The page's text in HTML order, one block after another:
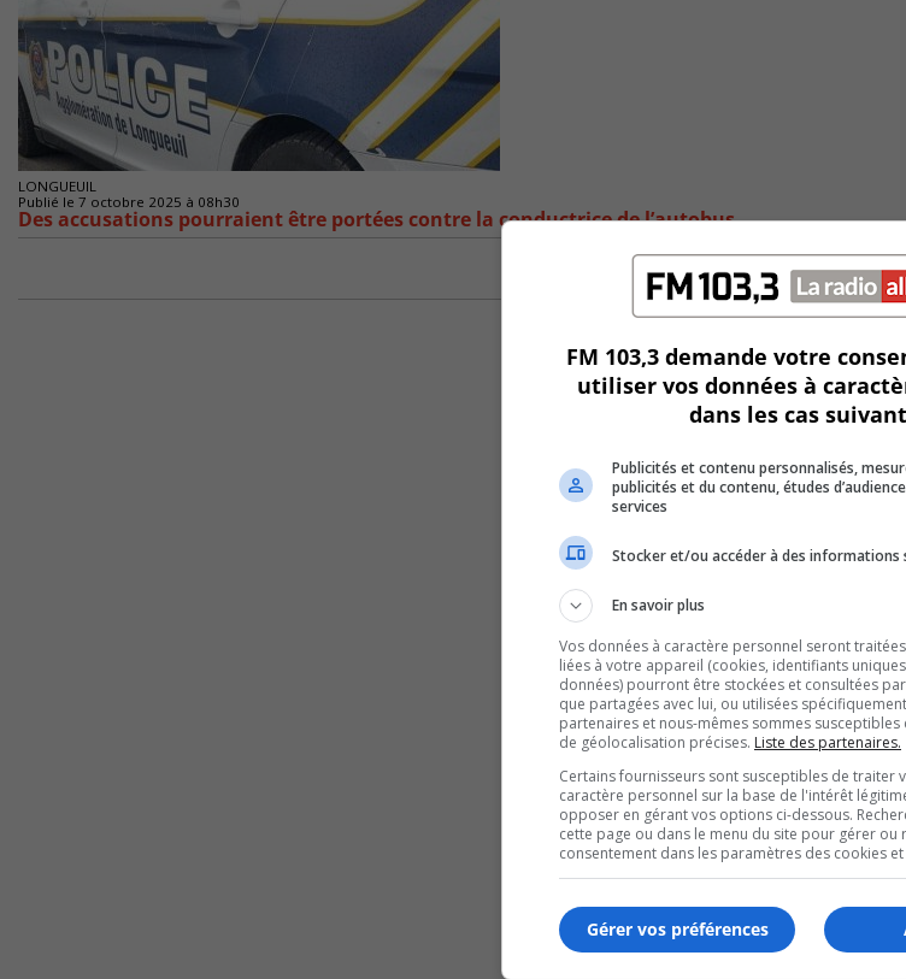
LONGUEUIL
Publié le 7 octobre 2025 à 08h30
Des accusations pourraient être portées contre la conductrice de l’autobus
FM 103,3 demande votre
utiliser vos données à
dans les cas
Publicités et contenu personnalisés,
publicités et du contenu, études
services
Stocker et/ou accéder à des informations
En savoir plus
Vos données à caractère personnel seront
liées à votre appareil (cookies, identifiants
données) pourront être stockées et consultées
que partagées avec lui, ou utilisées
partenaires et nous-mêmes sommes
de géolocalisation précises. Liste des partenaires.
Certains fournisseurs sont susceptibles de traiter
caractère personnel sur la base de l'intérêt
opposer en gérant vos options ci-dessous.
cette page ou dans le menu du site pour gérer ou
consentement dans les paramètres des cookies
Gérer vos préférences